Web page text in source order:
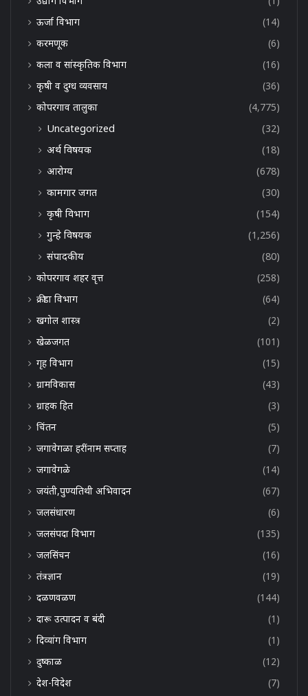
ऊर्जा विभाग
(14)
करमणूक
(6)
कला व सांस्कृतिक विभाग
(16)
कृषी व दुग्ध व्यवसाय
(36)
कोपरगाव तालुका
(4,775)
Uncategorized
(32)
अर्थ विषयक
(18)
आरोग्य
(678)
कामगार जगत
(30)
कृषी विभाग
(154)
गुन्हे विषयक
(1,256)
संपादकीय
(80)
कोपरगाव शहर वृत्त
(258)
क्रीडा विभाग
(64)
खगोल शास्त्र
(2)
खेळजगत
(101)
गृह विभाग
(15)
ग्रामविकास
(43)
ग्राहक हित
(3)
चिंतन
(5)
जगावेगळा हरींनाम सप्ताह
(7)
जगावेगळे
(14)
जयंती,पुण्यतिथी अभिवादन
(67)
जलसंधारण
(6)
जलसंपदा विभाग
(135)
जलसिंचन
(16)
तंत्रज्ञान
(19)
दळणवळण
(144)
दारू उत्पादन व बंदी
(1)
दिव्यांग विभाग
(1)
दुष्काळ
(12)
देश-विदेश
(7)